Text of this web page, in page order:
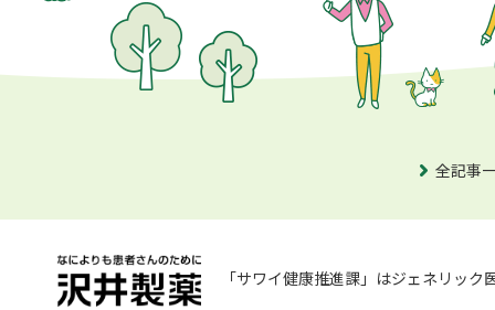
全記事
「サワイ健康推進課」はジェネリック